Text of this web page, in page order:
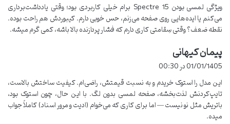
نتیجه‌گیری
به‌طور کلی، من از خرید لپ تاپHP Spectre 15راضی هستم. این
لپ‌تاپ برای کارهای روزمره، طراحی و حتی برخی بازی‌های سبک به‌خوبی
عمل می‌کنه. اما اگر به دنبال لپ‌تاپی برای کارهای بسیار سنگین هستید،
شاید نیاز به سیستم خنک‌کننده‌ی بهتری داشته باشید.
سوالات متداول
:
ویژگی لمسی بودن Spectre 15 برام خیلی کاربردی بود؛ وقتی یادداشت‌برداری
می‌کنم یا ایده‌هایی روی صفحه می‌زنم، حس خوبی دارم. کیبوردش هم راحت بوده.
نقطه ضعف؟ وقتی سِقامتی کاری دارم که فشار پردازنده بالا باشه، کمی گرم میشه.
پیمان کیهانیف
:
01/01/1405 در 00:30
این مدل را استوک خریدم و به نسبت قیمتش، راضی‌ام. کیفیت ساختش بالاست،
تایپ‌کردنش لذت‌بخشه، صفحه لمسی بدون لگ. با این حال، چون استوک بود،
باتریش مثل نو نیست — اما برای کاری که می‌خوام (ادیت و مرور اسناد) کاملاً جواب
میده.